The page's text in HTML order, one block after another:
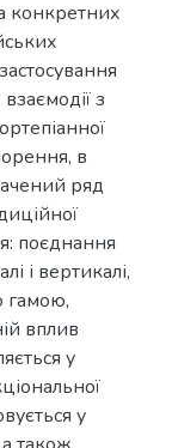
конкретних
з
в
ряд
поєднання
і вертикалі,
гамою,
вплив
у
у